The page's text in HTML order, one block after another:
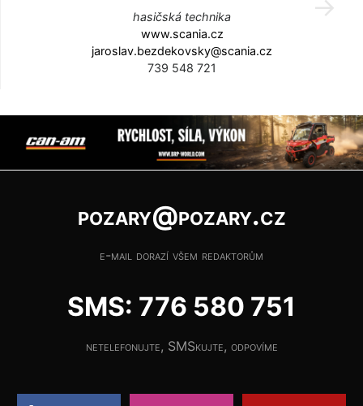
hasičská technika
www.scania.cz
jaroslav.bezdekovsky@scania.cz
739 548 721
pozary@pozary.cz
e-mail dorazí všem redaktorům
SMS: 776 580 751
netelefonujte, SMSkujte, odpovíme